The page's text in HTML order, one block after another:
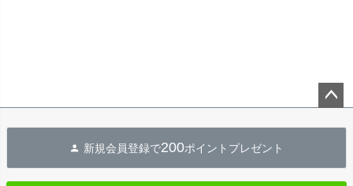
へ
新規会員登録で200ポイントプレゼント